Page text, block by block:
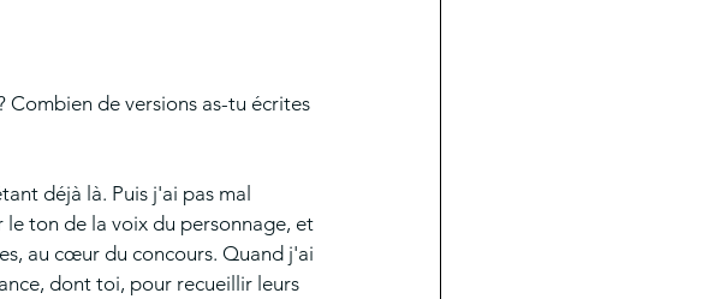
de versions as-tu écrites
déjà là. Puis j'ai pas mal
ton de la voix du personnage, et
au cœur du concours. Quand j'ai
dont toi, pour recueillir leurs